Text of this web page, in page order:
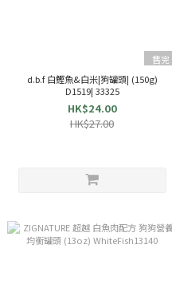
售完
d.b.f 白鰹魚&白米|狗罐頭| (150g)
D1519| 33325
HK$24.00
HK$27.00